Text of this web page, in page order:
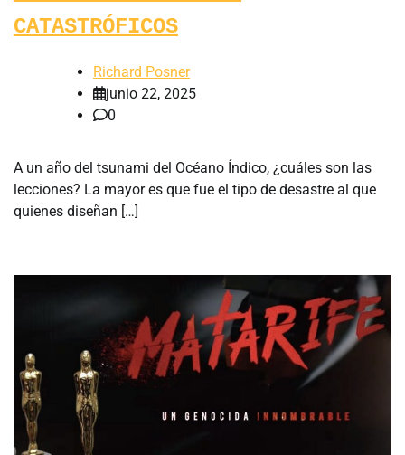
CATASTRÓFICOS
Richard Posner
junio 22, 2025
0
A un año del tsunami del Océano Índico, ¿cuáles son las
lecciones? La mayor es que fue el tipo de desastre al que
quienes diseñan […]